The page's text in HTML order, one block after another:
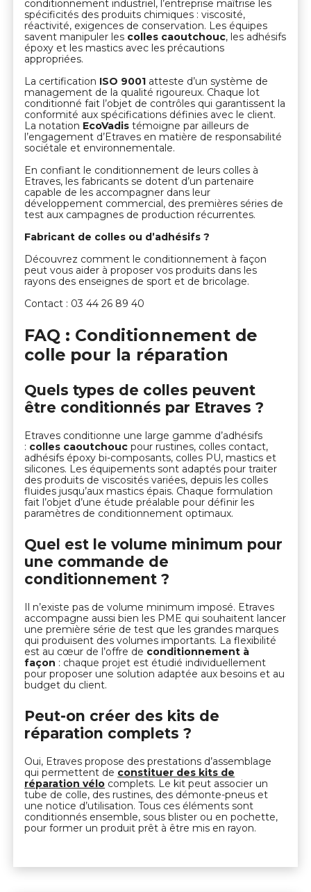
conditionnement industriel, l’entreprise maîtrise les
spécificités des produits chimiques : viscosité,
réactivité, exigences de conservation. Les équipes
savent manipuler les colles caoutchouc, les adhésifs
époxy et les mastics avec les précautions
appropriées.
La certification ISO 9001 atteste d’un système de
management de la qualité rigoureux. Chaque lot
conditionné fait l’objet de contrôles qui garantissent la
conformité aux spécifications définies avec le client.
La notation EcoVadis témoigne par ailleurs de
l’engagement d’Etraves en matière de responsabilité
sociétale et environnementale.
En confiant le conditionnement de leurs colles à
Etraves, les fabricants se dotent d’un partenaire
capable de les accompagner dans leur
développement commercial, des premières séries de
test aux campagnes de production récurrentes.
Fabricant de colles ou d’adhésifs ?
Découvrez comment le conditionnement à façon
peut vous aider à proposer vos produits dans les
rayons des enseignes de sport et de bricolage.
Contact : 03 44 26 89 40
FAQ : Conditionnement de
colle pour la réparation
Quels types de colles peuvent
être conditionnés par Etraves ?
Etraves conditionne une large gamme d’adhésifs
: colles caoutchouc pour rustines, colles contact,
adhésifs époxy bi-composants, colles PU, mastics et
silicones. Les équipements sont adaptés pour traiter
des produits de viscosités variées, depuis les colles
fluides jusqu’aux mastics épais. Chaque formulation
fait l’objet d’une étude préalable pour définir les
paramètres de conditionnement optimaux.
Quel est le volume minimum pour
une commande de
conditionnement ?
Il n’existe pas de volume minimum imposé. Etraves
accompagne aussi bien les PME qui souhaitent lancer
une première série de test que les grandes marques
qui produisent des volumes importants. La flexibilité
est au cœur de l’offre de conditionnement à
façon : chaque projet est étudié individuellement
pour proposer une solution adaptée aux besoins et au
budget du client.
Peut-on créer des kits de
réparation complets ?
Oui, Etraves propose des prestations d’assemblage
qui permettent de constituer des kits de
réparation vélo complets. Le kit peut associer un
tube de colle, des rustines, des démonte-pneus et
une notice d’utilisation. Tous ces éléments sont
conditionnés ensemble, sous blister ou en pochette,
pour former un produit prêt à être mis en rayon.